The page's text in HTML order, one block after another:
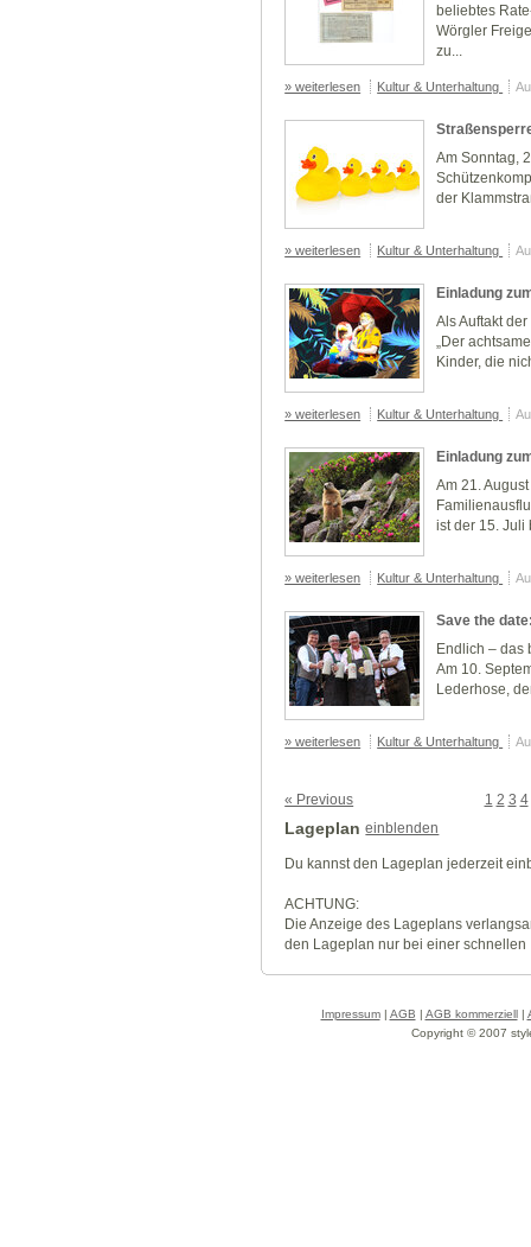
beliebtes
Wörgler
zu...
» weiterlesen Kultur & Unterhaltung
Am Sonntag,
der
» weiterlesen Kultur & Unterhaltung
Einladung
Als Auftakt
„Der
Kinder, die
» weiterlesen Kultur & Unterhaltung
Einladung
Am 21.
ist der 15. Juli
» weiterlesen Kultur & Unterhaltung
Save the
Endlich – das
Am 10.
Lederhose,
» weiterlesen Kultur & Unterhaltung
« Previous 1 2 3 4
Lageplan einblenden
Du kannst den Lageplan jederzeit
ACHTUNG:
Die Anzeige des Lageplans
den Lageplan nur bei einer
Impressum| AGB | AGB kommerziell|
Copyright © 2007